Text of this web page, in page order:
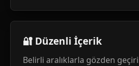
🔐 Düzenli İçerik
Belirli aralıklarla gözden